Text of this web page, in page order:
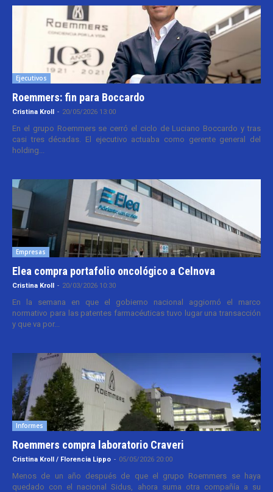
Ejecutivos
Roemmers: fin para Boccardo
Cristina Kroll - 20/05/2026 13:00
En el grupo Roemmers se cerró el ciclo de Luciano Boccardo y tras
casi tres décadas. El ejecutivo actuaba como gerente general del
holding...
Empresas
Elea compra portafolio oncológico a Celnova
Cristina Kroll - 20/03/2026 10:30
En la semana en que el gobierno nacional aggiornó el marco
normativo para las patentes farmacéuticas tuvo lugar una transacción
y que va por...
Informes
Roemmers compra laboratorio Craveri
Cristina Kroll / Florencia Lippo - 05/05/2026 20:00
Menos de un año después de que el grupo Roemmers se haya
quedado con el nacional Sidus, ahora suma otra compañía a su